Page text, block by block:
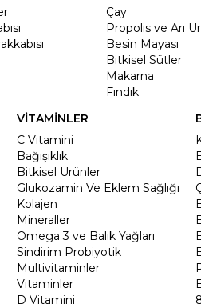
Çay
Propolis ve Arı
Besin Mayası
Bitkisel Sütler
Makarna
Fındık
VİTAMİNLER
C Vitamini
Bağışıklık
Bitkisel Ürünler
Glukozamin Ve Eklem Sağlığı
Kolajen
Mineraller
Omega 3 ve Balık Yağları
Sindirim Probiyotik
Multivitaminler
Vitaminler
D Vitamini